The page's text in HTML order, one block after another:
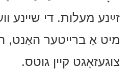
זײַנע מעלות. די שיינע
מיט אַ ברייטער האַנט,
צוגעזאָגט קיין גוטס.